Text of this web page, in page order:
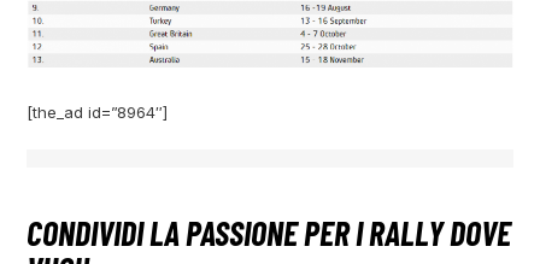
[the_ad id=”8964″]